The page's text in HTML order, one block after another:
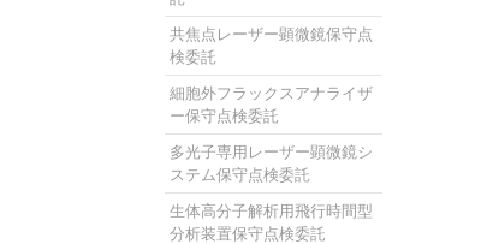
共焦点レーザー顕微鏡保守点
検委託
細胞外フラックスアナライザ
ー保守点検委託
多光子専用レーザー顕微鏡シ
ステム保守点検委託
生体高分子解析用飛行時間型
分析装置保守点検委託